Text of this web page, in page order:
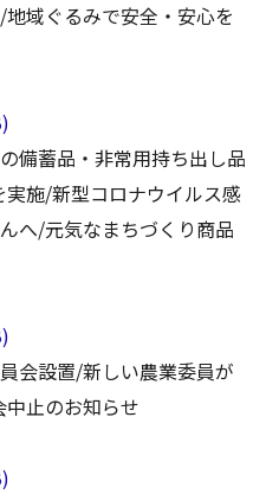
域ぐるみで安全・安心を
備蓄品・非常用持ち出し品
施/新型コロナウイルス感
へ/元気なまちづくり商品
会設置/新しい農業委員が
止のお知らせ